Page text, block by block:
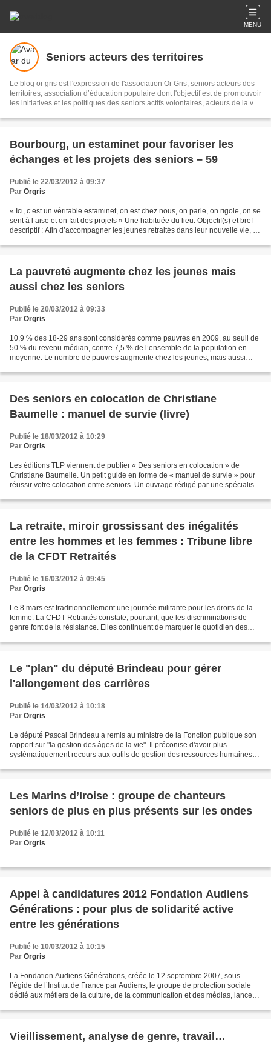
MENU
Seniors acteurs des territoires
Le blog or gris est l'expression de l'association Or Gris, seniors acteurs des
territoires, association d’éducation populaire dont l'objectif est de promouvoir
les initiatives et les politiques des seniors actifs volontaires, acteurs de la vie
territoires. Il s'agit de recueillir et diffuser initiatives et informations sur le
Bourbourg, un estaminet pour favoriser les
échanges et les projets des seniors – 59
Publié le 22/03/2012 à 09:37
Par Orgris
« Ici, c’est un véritable estaminet, on est chez nous, on parle, on rigole, on se
sent à l’aise et on fait des projets » Une habituée du lieu. Objectif(s) et bref
descriptif : Afin d’accompagner les jeunes retraités dans leur nouvelle vie, le
La pauvreté augmente chez les jeunes mais
aussi chez les seniors
Publié le 20/03/2012 à 09:33
Par Orgris
10,9 % des 18-29 ans sont considérés comme pauvres en 2009, au seuil de
50 % du revenu médian, contre 7,5 % de l’ensemble de la population en
moyenne. Le nombre de pauvres augmente chez les jeunes, mais aussi
Des seniors en colocation de Christiane
Baumelle : manuel de survie (livre)
Publié le 18/03/2012 à 10:29
Par Orgris
Les éditions TLP viennent de publier « Des seniors en colocation » de
Christiane Baumelle. Un petit guide en forme de « manuel de survie » pour
réussir votre colocation entre seniors. Un ouvrage rédigé par une spécialiste
La retraite, miroir grossissant des inégalités
entre les hommes et les femmes : Tribune libre
de la CFDT Retraités
Publié le 16/03/2012 à 09:45
Par Orgris
Le 8 mars est traditionnellement une journée militante pour les droits de la
femme. La CFDT Retraités constate, pourtant, que les discriminations de
genre font de la résistance. Elles continuent de marquer le quotidien des
Le "plan" du député Brindeau pour gérer
l'allongement des carrières
Publié le 14/03/2012 à 10:18
Par Orgris
Le député Pascal Brindeau a remis au ministre de la Fonction publique son
rapport sur "la gestion des âges de la vie". Il préconise d'avoir plus
systématiquement recours aux outils de gestion des ressources humaines
Les Marins d’Iroise : groupe de chanteurs
seniors de plus en plus présents sur les ondes
Publié le 12/03/2012 à 10:11
Par Orgris
Appel à candidatures 2012 Fondation Audiens
Générations : pour plus de solidarité active
entre les générations
Publié le 10/03/2012 à 10:15
Par Orgris
La Fondation Audiens Générations, créée le 12 septembre 2007, sous
l’égide de l’Institut de France par Audiens, le groupe de protection sociale
dédié aux métiers de la culture, de la communication et des médias, lance
Vieillissement, analyse de genre, travail…